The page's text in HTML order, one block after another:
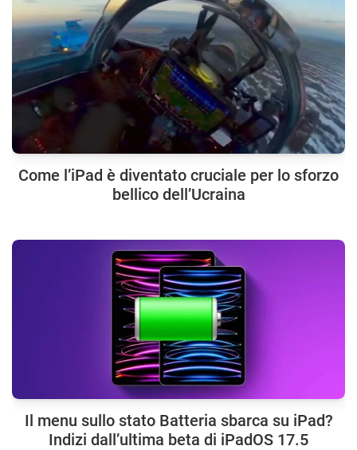
Come l’iPad è diventato cruciale per lo sforzo
bellico dell’Ucraina
Il menu sullo stato Batteria sbarca su iPad?
Indizi dall’ultima beta di iPadOS 17.5